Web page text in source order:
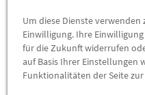
Um diese Dienste
Einwilligung. Ihre
für die Zukunft widerrufen
auf Basis Ihrer Einstellungen
Funktionalitäten der Seite